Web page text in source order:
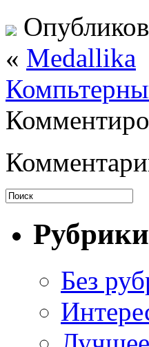
« Medallika
Рубрики
Без